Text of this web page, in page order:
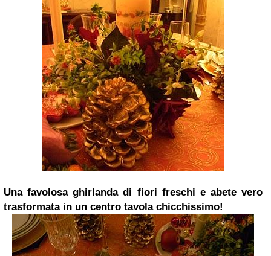
Una favolosa ghirlanda di fiori freschi e abete vero
trasformata in un centro tavola chicchissimo!